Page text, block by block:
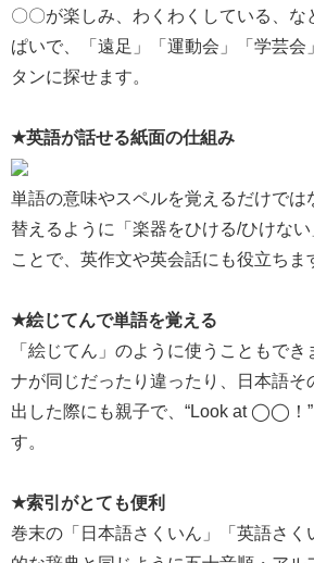
〇〇が楽しみ、わくわくしている、な
ぱいで、「遠足」「運動会」「学芸会
タンに探せます。
★英語が話せる紙面の仕組み
単語の意味やスペルを覚えるだけでは
替えるように「楽器をひける/ひけな
ことで、英作文や英会話にも役立ちま
★絵じてんで単語を覚える
「絵じてん」のように使うこともで
ナが同じだったり違ったり、日本語そ
出した際にも親子で、“Look at ◯◯！”
す。
★索引がとても便利
巻末の「日本語さくいん」「英語さく